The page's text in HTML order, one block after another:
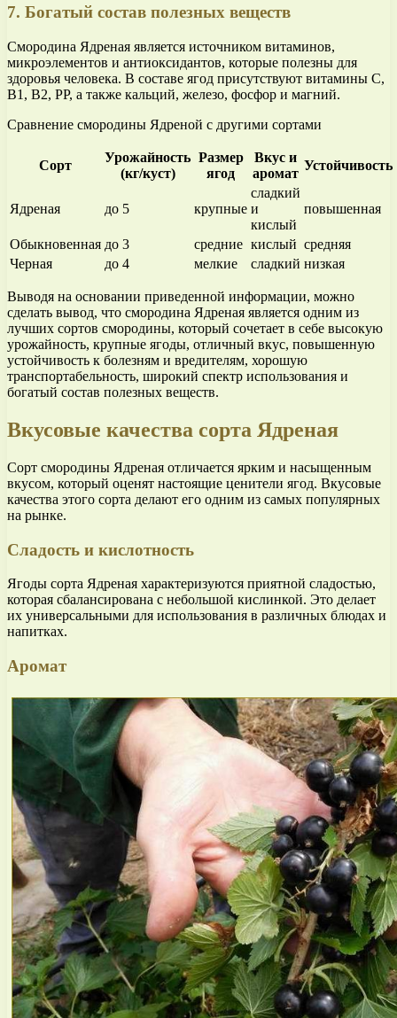
7. Богатый состав полезных веществ
Смородина Ядреная является источником витаминов,
микроэлементов и антиоксидантов, которые полезны для
здоровья человека. В составе ягод присутствуют витамины С,
В1, В2, РР, а также кальций, железо, фосфор и магний.
Сравнение смородины Ядреной с другими сортами
Сорт
Урожайность
(кг/куст)
Размер
ягод
Вкус и
аромат
Устойчивость
Ядреная до 5 крупные
сладкий
и
кислый
повышенная
Обыкновенная до 3 средние кислый средняя
Черная
до 4 мелкие сладкий низкая
Выводя на основании приведенной информации, можно
сделать вывод, что смородина Ядреная является одним из
лучших сортов смородины, который сочетает в себе высокую
урожайность, крупные ягоды, отличный вкус, повышенную
устойчивость к болезням и вредителям, хорошую
транспортабельность, широкий спектр использования и
богатый состав полезных веществ.
Вкусовые качества сорта Ядреная
Сорт смородины Ядреная отличается ярким и насыщенным
вкусом, который оценят настоящие ценители ягод. Вкусовые
качества этого сорта делают его одним из самых популярных
на рынке.
Сладость и кислотность
Ягоды сорта Ядреная характеризуются приятной сладостью,
которая сбалансирована с небольшой кислинкой. Это делает
их универсальными для использования в различных блюдах и
напитках.
Аромат